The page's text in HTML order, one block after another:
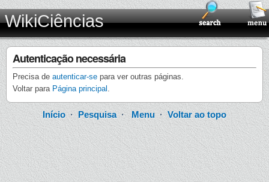
WikiCiências
Autenticação necessária
Precisa de autenticar-se para ver outras páginas.
Voltar para Página principal .
Início · Pesquisa·Menu ·Voltar ao topo